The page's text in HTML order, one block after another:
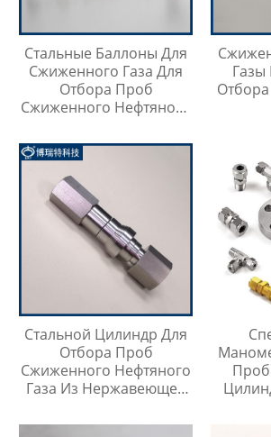
Стальные Баллоны Для
Сжиженного Газа Для
Отбора Проб
Сжиженного Нефтяного
Стальной Цилиндр Для
Отбора Проб
Сжиженного Нефтяного
Газа Из Нержавеющей
Быстрого Соединителя